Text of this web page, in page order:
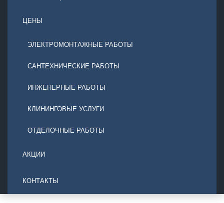
ЦЕНЫ
ЭЛЕКТРОМОНТАЖНЫЕ РАБОТЫ
САНТЕХНИЧЕСКИЕ РАБОТЫ
ИНЖЕНЕРНЫЕ РАБОТЫ
КЛИНИНГОВЫЕ УСЛУГИ
ОТДЕЛОЧНЫЕ РАБОТЫ
АКЦИИ
КОНТАКТЫ